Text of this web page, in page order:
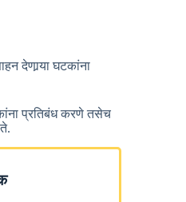
देणार्‍या घटकांना
प्रतिबंध करणे तसेच